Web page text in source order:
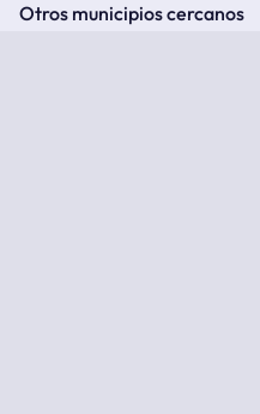
Otros municipios cercanos